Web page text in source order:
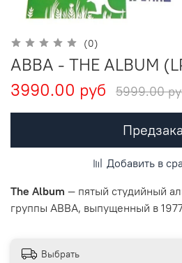
(0)
ABBA - THE ALBUM
3990.00 руб
5999.00
Добавить в
The Album — пятый студийный
группы ABBA, выпущенный в
Выбрать